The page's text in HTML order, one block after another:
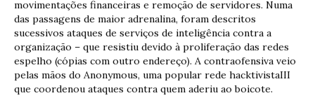
movimentações financeiras e remoção de servidores. Numa
das passagens de maior adrenalina, foram descritos
sucessivos ataques de serviços de inteligência contra a
organização – que resistiu devido à proliferação das redes
espelho (cópias com outro endereço). A contraofensiva veio
pelas mãos do Anonymous, uma popular rede hacktivistaIII
que coordenou ataques contra quem aderiu ao boicote.